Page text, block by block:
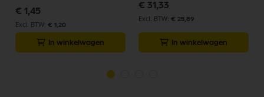
€ 1,45
€ 1,20
In winkelwagen
€ 31,33
€ 25,89
In winkelwagen